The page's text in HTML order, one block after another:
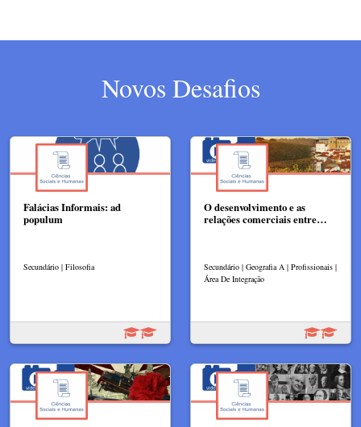
Novos Desafios
Falácias Informais: ad
populum
Secundário | Filosofia
O desenvolvimento e as
relações comerciais entre…
Secundário | Geografia A | Profissionais |
Área De Integração